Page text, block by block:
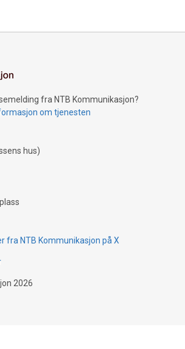
fra NTB Kommunikasjon?
om tjenesten
hus)
fra NTB Kommunikasjon på X
2026